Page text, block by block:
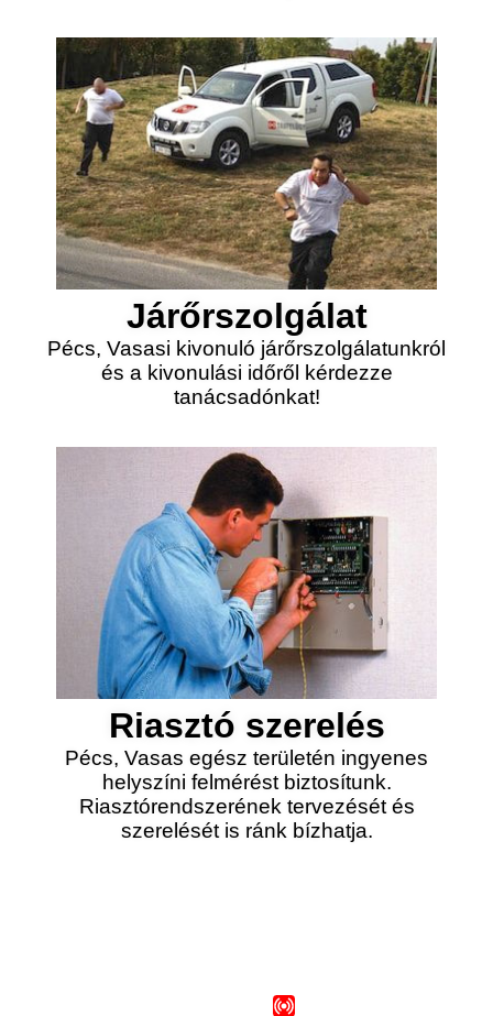
Járőrszolgálat
Pécs, Vasasi kivonuló járőrszolgálatunkról
és a kivonulási időről kérdezze
tanácsadónkat!
Riasztó szerelés
Pécs, Vasas egész területén ingyenes
helyszíni felmérést biztosítunk.
Riasztórendszerének tervezését és
szerelését is ránk bízhatja.